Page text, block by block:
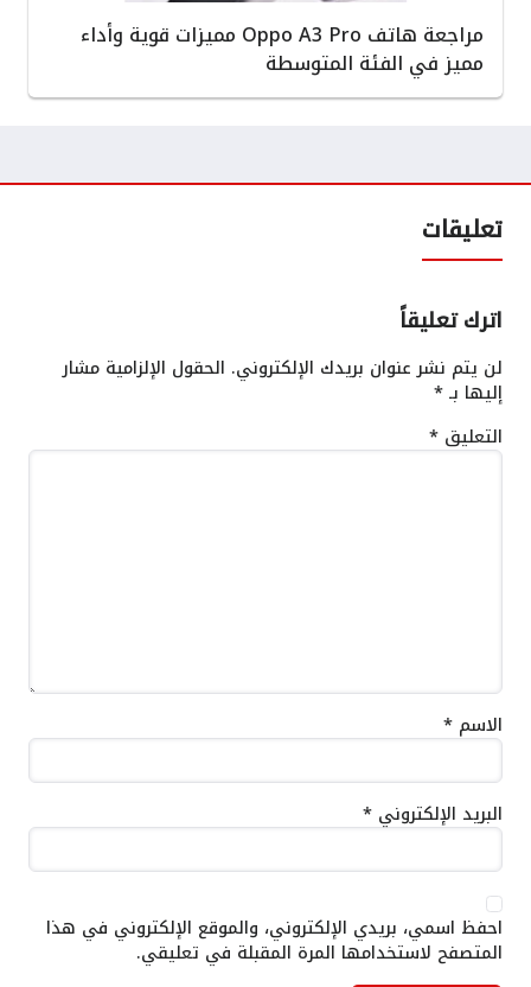
مراجعة هاتف Oppo A3 Pro مميزات قوية وأداء
مميز في الفئة المتوسطة
تعليقات
اترك تعليقاً
لن يتم نشر عنوان بريدك الإلكتروني. الحقول الإلزامية مشار
إليها بـ*
التعليق *
الاسم *
البريد الإلكتروني *
احفظ اسمي، بريدي الإلكتروني، والموقع الإلكتروني في هذا
المتصفح لاستخدامها المرة المقبلة في تعليقي.